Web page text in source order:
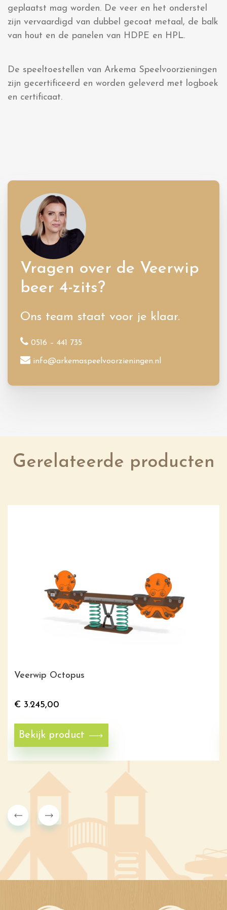
geplaatst mag worden. De veer en het onderstel
zijn vervaardigd van dubbel gecoat metaal, de balk
van hout en de panelen van HDPE en HPL.
De speeltoestellen van Arkema Speelvoorzieningen
zijn gecertificeerd en worden geleverd met logboek
en certificaat.
Vragen over de Veerwip
beer 4-zits?
Ons team staat voor je klaar.
0516 – 441 735
info@arkemaspeelvoorzieningen.nl
Gerelateerde producten
Veerwip Octopus
€ 3.245,00
Bekijk product